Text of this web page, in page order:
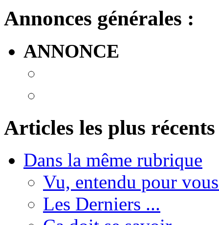
Annonces générales :
ANNONCE
Articles les plus récents
Dans la même rubrique
Vu, entendu pour
Les Derniers ...